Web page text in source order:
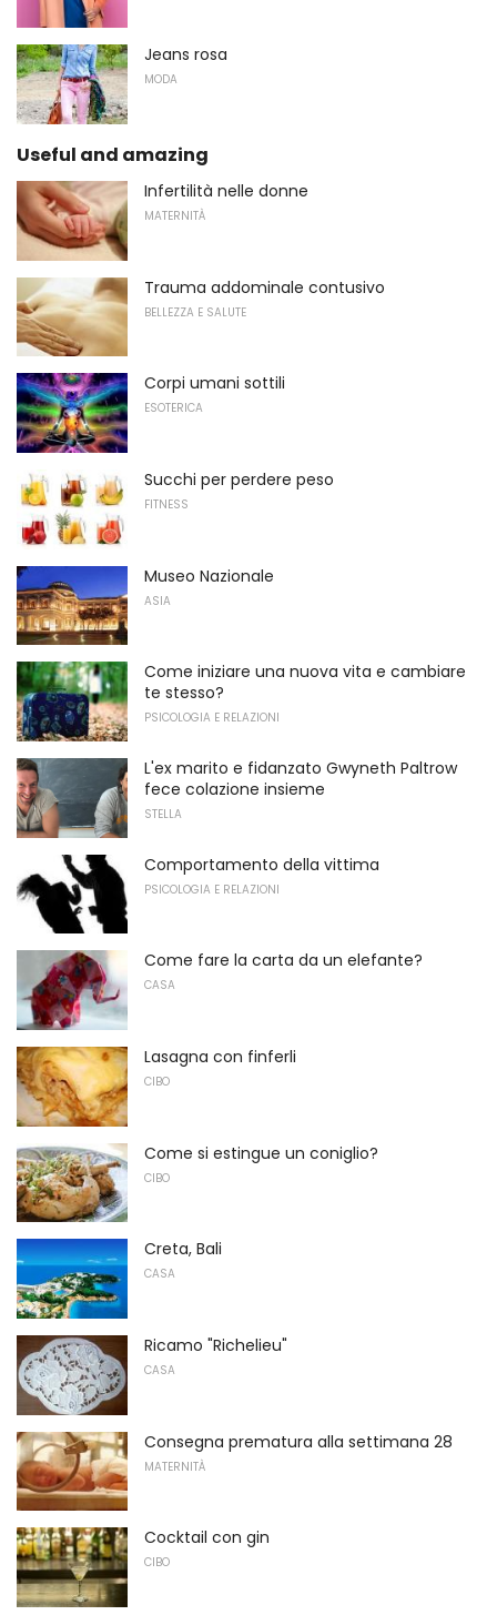
Jeans rosa
MODA
Useful and amazing
Infertilità nelle donne
MATERNITÀ
Trauma addominale contusivo
BELLEZZA E SALUTE
Corpi umani sottili
ESOTERICA
Succhi per perdere peso
FITNESS
Museo Nazionale
ASIA
Come iniziare una nuova vita e cambiare
te stesso?
PSICOLOGIA E RELAZIONI
L'ex marito e fidanzato Gwyneth Paltrow
fece colazione insieme
STELLA
Comportamento della vittima
PSICOLOGIA E RELAZIONI
Come fare la carta da un elefante?
CASA
Lasagna con finferli
CIBO
Come si estingue un coniglio?
CIBO
Creta, Bali
CASA
Ricamo "Richelieu"
CASA
Consegna prematura alla settimana 28
MATERNITÀ
Cocktail con gin
CIBO